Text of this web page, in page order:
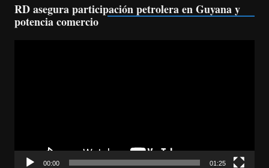
RD asegura participación petrolera en Guyana y
potencia comercio
00:00 01:25